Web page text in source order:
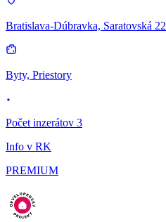
Bratislava-Dúbravka, Saratovská 22
Byty, Priestory
Počet inzerátov 3
Info v RK
PREMIUM